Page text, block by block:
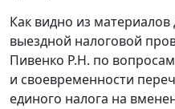
Как видно из материалов
выездной налоговой
Пивенко Р.Н. по
и своевременности
единого налога на